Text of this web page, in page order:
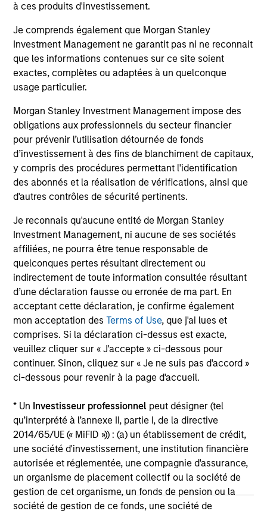
à ces produits d'investissement.
Je comprends également que Morgan Stanley
Investment Management ne garantit pas ni ne reconnait
que les informations contenues sur ce site soient
exactes, complètes ou adaptées à un quelconque
usage particulier.
Morgan Stanley Investment Management impose des
obligations aux professionnels du secteur financier
pour prévenir l’utilisation détournée de fonds
d’investissement à des fins de blanchiment de capitaux,
y compris des procédures permettant l'identification
des abonnés et la réalisation de vérifications, ainsi que
d'autres contrôles de sécurité pertinents.
Je reconnais qu'aucune entité de Morgan Stanley
Investment Management, ni aucune de ses sociétés
affiliées, ne pourra être tenue responsable de
quelconques pertes résultant directement ou
indirectement de toute information consultée résultant
d’une déclaration fausse ou erronée de ma part. En
acceptant cette déclaration, je confirme également
mon acceptation desTerms of Use, que j'ai lues et
comprises. Si la déclaration ci-dessus est exacte,
veuillez cliquer sur « J'accepte » ci-dessous pour
continuer. Sinon, cliquez sur « Je ne suis pas d'accord »
ci-dessous pour revenir à la page d'accueil.
* Un Investisseur professionnel peut désigner (tel
qu’interprété à l’annexe II, partie I, de la directive
2014/65/UE (« MiFID »)) : (a) un établissement de crédit,
une société d'investissement, une institution financière
autorisée et réglementée, une compagnie d'assurance,
un organisme de placement collectif ou la société de
gestion de cet organisme, un fonds de pension ou la
société de gestion de ce fonds, une société de
Invests using an unconstrained approach
across the fixed income spectrum with the
goal of constructing a portfolio less
sensitive to interest rates movements and
environments.
Team Insights
ARTICLE
Broad Markets Fixed Income Multi-
Sector Playbook: A World of
Increasing Dispersion
What should fixed income investors be
Markets Fixed Income team explores the key
issues.
30-JUL-2026